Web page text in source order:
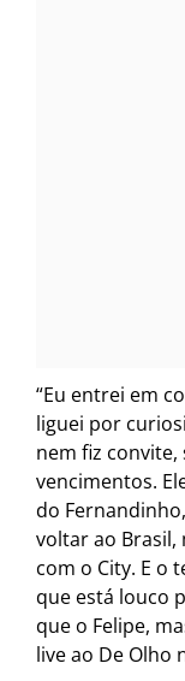
“Eu entrei em
liguei por
nem fiz
vencimentos.
do
voltar ao Brasil,
com o City. E o
que está louco
que o Felipe,
live ao De Olho